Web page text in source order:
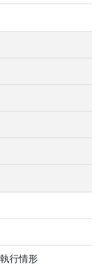
行情形